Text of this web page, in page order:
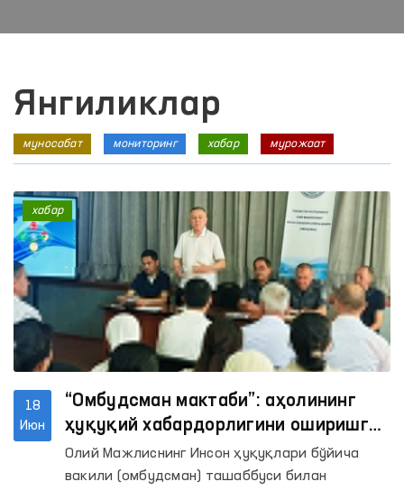
Янгиликлар
муносабат мониторинг хабар мурожаат
18
Июн
“Омбудсман мактаби”: аҳолининг
ҳуқуқий хабардорлигини оширишга
қаратилган тадбирлар давом
этмоқда
Олий Мажлиснинг Инсон ҳуқуқлари бўйича
вакили (омбудсман) ташаббуси билан
хабар